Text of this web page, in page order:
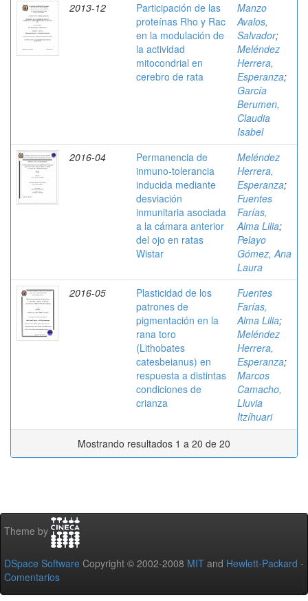
2013-12
Participación de las
proteínas Rho y Rac
en la modulación de
la actividad
mitocondrial en
cerebro de rata
Manzo
Avalos,
Salvador;
Meléndez
Herrera,
Esperanza;
García
Berumen,
Claudia
Isabel
2016-04
Permanencia de
inmuno-tolerancia
inducida mediante
desviación
inmunitaria asociada
a la cámara anterior
del ojo en ratas
Wistar
Meléndez
Herrera,
Esperanza;
Fuentes
Farías,
Alma Lilia;
Pelayo
Gómez, Ana
Laura
2016-05
Plasticidad de los
patrones de
pigmentación en la
rana toro
(Lithobates
catesbeianus) en
respuesta a distintas
condiciones de
crianza
Fuentes
Farías,
Alma Lilia;
Meléndez
Herrera,
Esperanza;
Marcos
Camacho,
Lluvia
Itzíhuari
Mostrando resultados 1 a 20 de 20
Theme by
DSpace Software Copyright © 2002-2008 MIT and Hewlett-Packard -
Comentarios